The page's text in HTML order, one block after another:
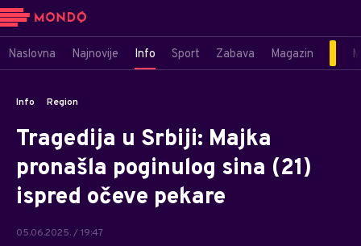
Naslovna Najnovije Info Sport Zabava Magazin
Info Region
Tragedija u Srbiji: Majka
pronašla poginulog sina (21)
ispred očeve pekare
05.06.2025. / 19:47